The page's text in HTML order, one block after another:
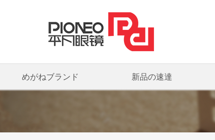
めがねブランド 新品の速達